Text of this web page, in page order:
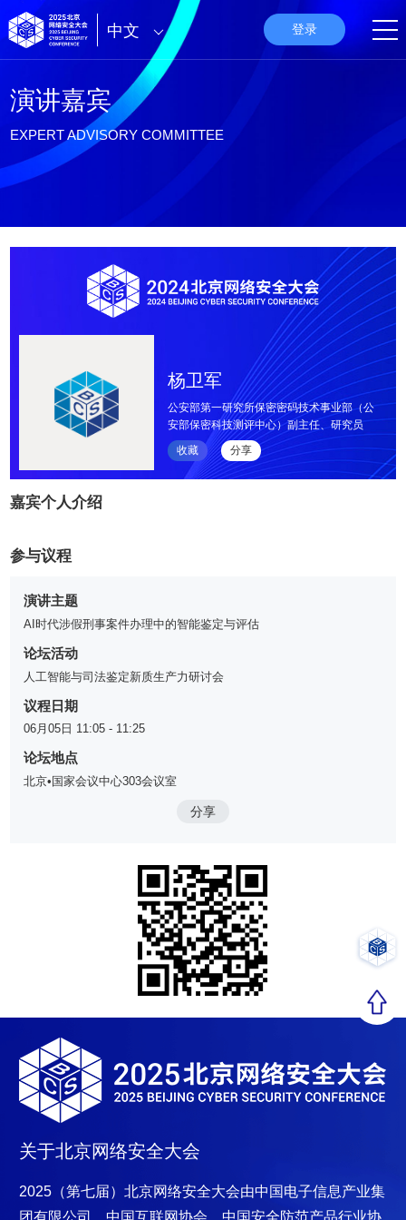
中文 登录
演讲嘉宾
EXPERT ADVISORY COMMITTEE
杨卫军
公安部第一研究所保密密码技术事业部（公
安部保密科技测评中心）副主任、研究员
收藏 分享
嘉宾个人介绍
参与议程
演讲主题
AI时代涉假刑事案件办理中的智能鉴定与评估
论坛活动
人工智能与司法鉴定新质生产力研讨会
议程日期
06月05日 11:05 - 11:25
论坛地点
北京•国家会议中心303会议室
分享
关于北京网络安全大会
2025（第七届）北京网络安全大会由中国电子信息产业集